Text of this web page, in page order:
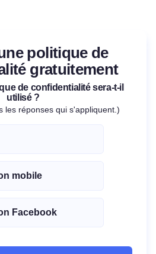
politique de
gratuitement
de confidentialité sera-t-il
utilisé ?
les réponses qui s'appliquent.)
mobile
Facebook